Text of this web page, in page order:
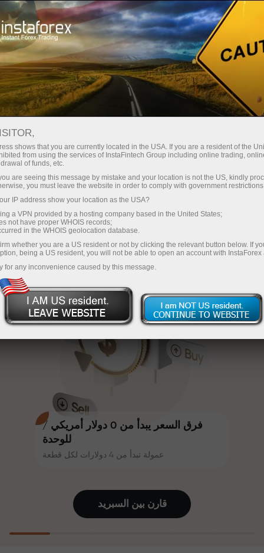
InstaForex
فرق السعر يبدأ من 0 دولار أمريكي /
للوحدة
عمولة تبدأ من 4 دولارات لكل قطعة
مع إنستا فوركس، يمكنك الوصول إلى
إلى 1:5000، وبعض من أفضل فروق
الأسعار والعمولات في السوق، وظروف
مواتية لتداول الأسهم والمؤشرات
فوركس الحصول على مكافأة تصل إلى
30% على إيداعه، والاستفادة من
عروض ترويجية وعروض خاصة أخرى.
تتشارك سرعة المسار وسرعة التداول
نفس القيم. يُضفي أليش لوبرايس
عناصر الحماس والانضباط على عالم
التداول، ويعمل كشريك يُلهم العملاء
لتحقيق أهداف طموحة.
إنستا فوركس على هاتف آيفون أو ماك
بوك أو رحلة أحلامه بمجرد إيداعه مبلغًا
من المال.
صغير الحجم
30% مكافأة
لكل إيداع
سرعة
في التجارة وعلى الطريق السريع
جائزة هديتك الشخصية الكبرى
قم بإيداع المبلغ في حسابك باستخدام $333 — اختر هدية
تصل قيمتها إلى $1,500
تداول بدون مخاطرة -
نحن نضمن أرباحك
مكافأة تصل إلى 1000 ضعف - أكبر
قارن بين السبرید
shows that you are currently located in the USA. If you are a resident of the
from using the services of InstaFintech Group including online trading,
of funds, etc.
are seeing this message by mistake and your location is not the US, kindly
you must leave the website in order to comply with government
IP address show your location as the USA?
a VPN provided by a hosting company based in the United States;
not have proper WHOIS records;
in the WHOIS geolocation database.
whether you are a US resident or not by clicking the relevant button below. If
being a US resident, you will not be able to open an account with InstaForex
for any inconvenience caused by this message.